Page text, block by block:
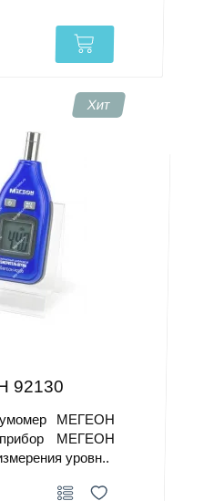
Хит
92130
МЕГЕОН
МЕГЕОН
уровн..